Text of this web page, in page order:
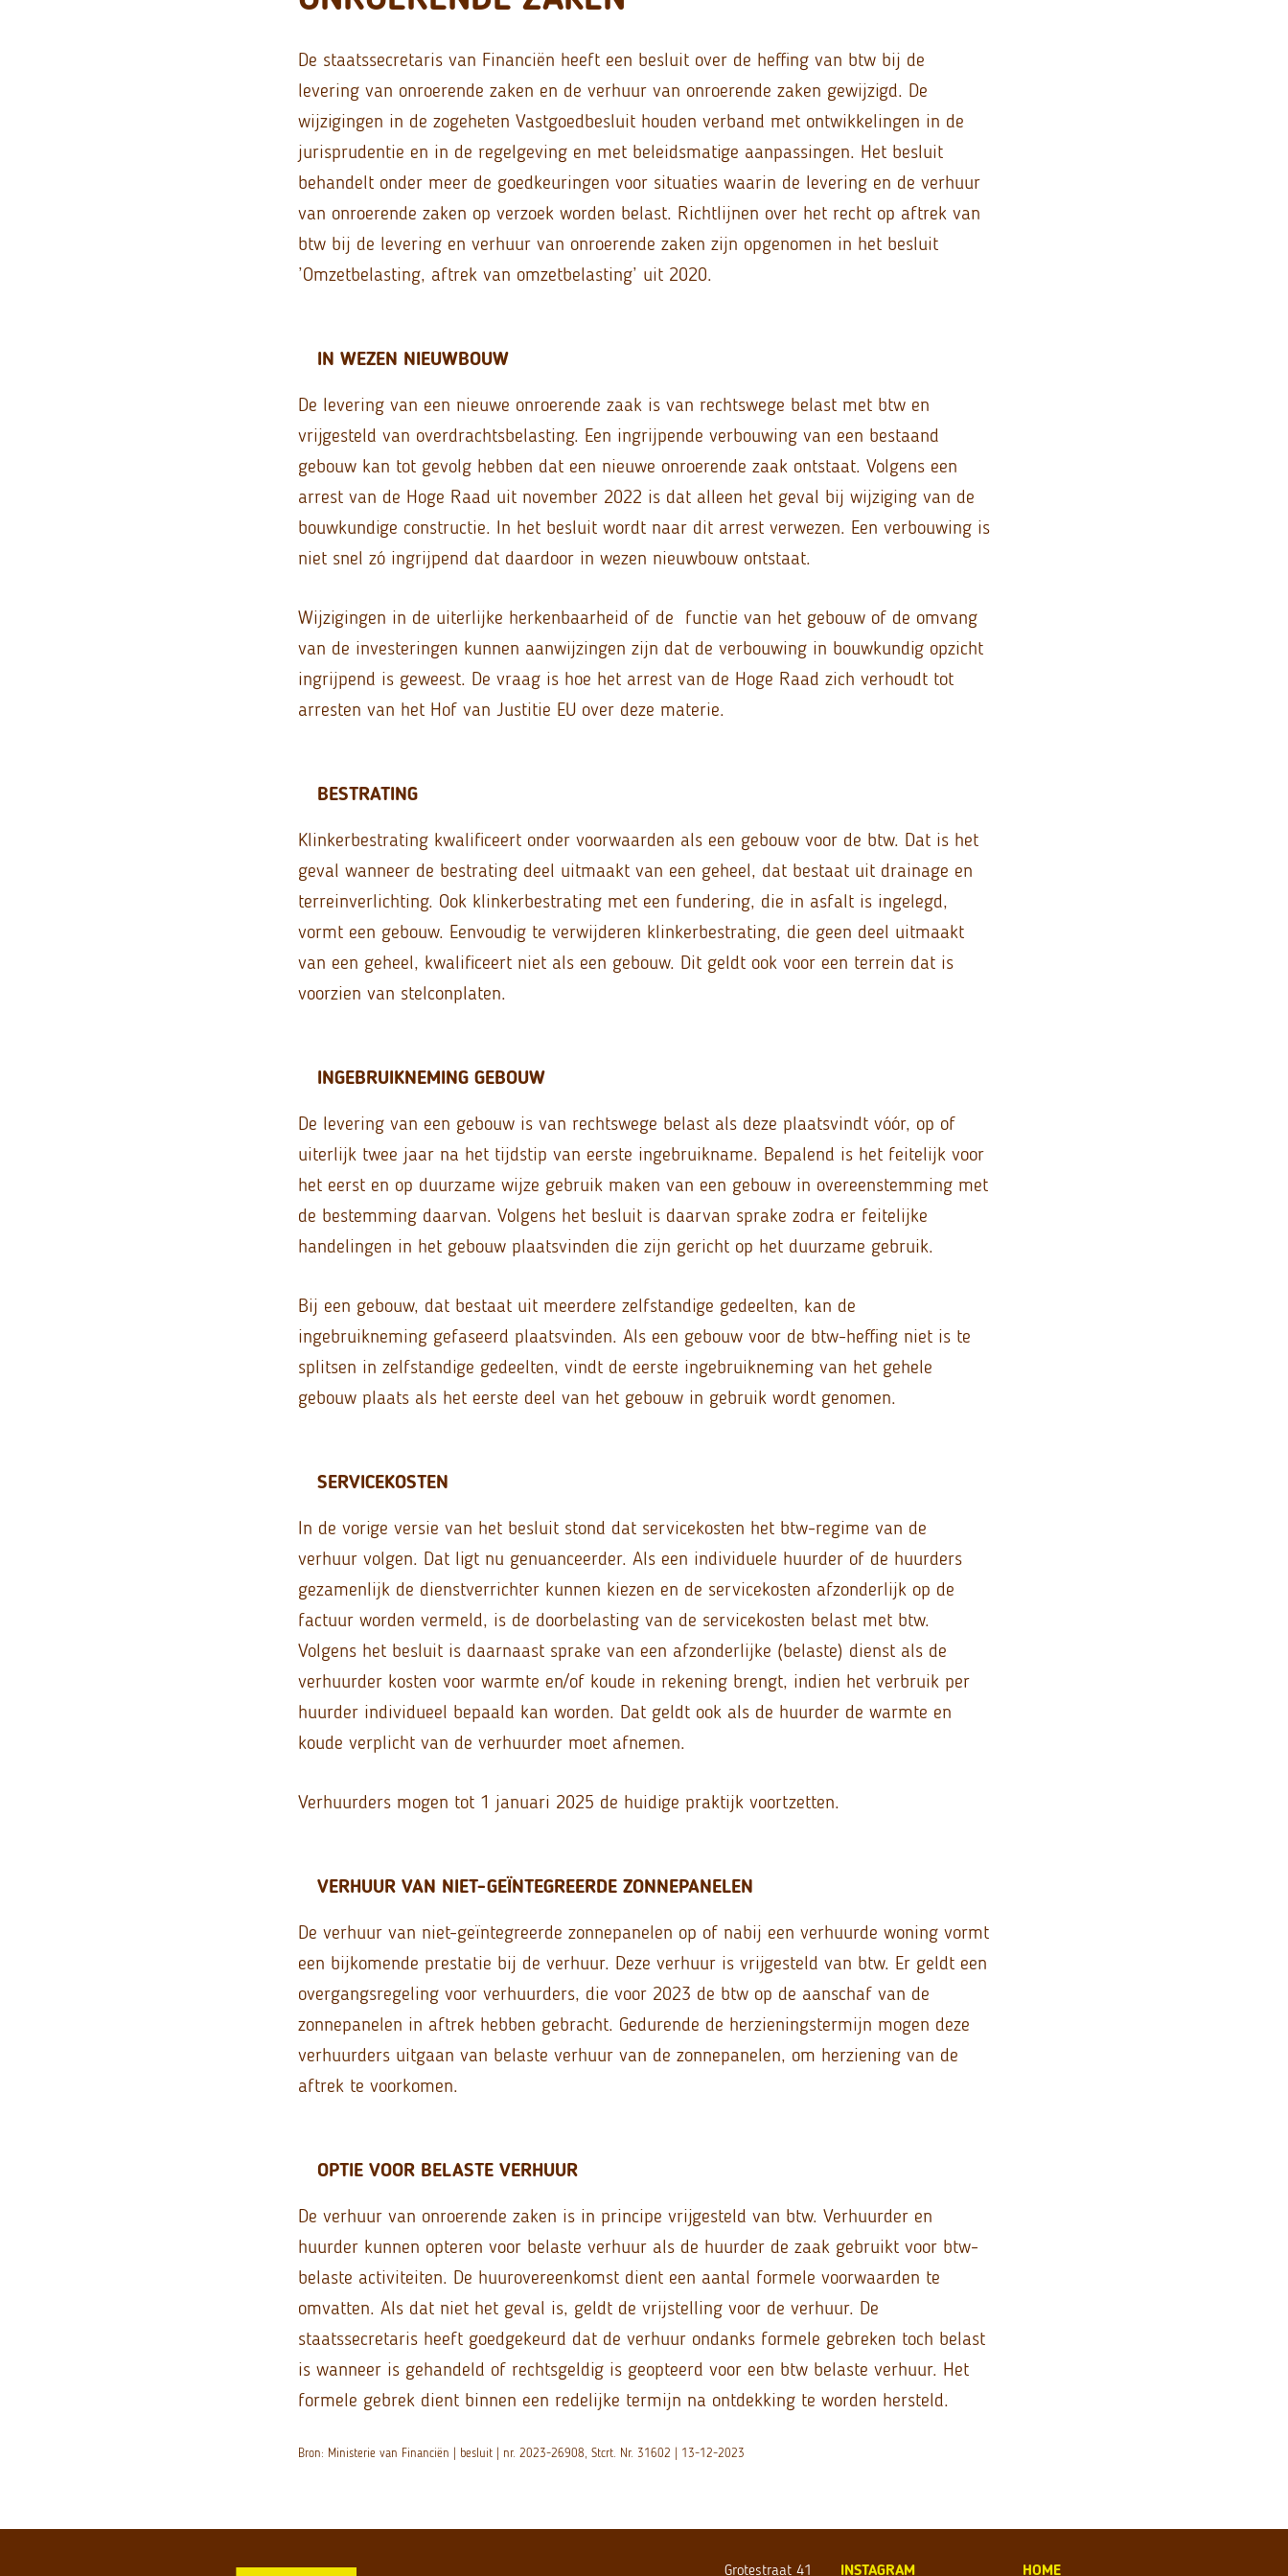
De staatssecretaris van Financiën heeft een besluit over de heffing van btw bij de
levering van onroerende zaken en de verhuur van onroerende zaken gewijzigd. De
wijzigingen in de zogeheten Vastgoedbesluit houden verband met ontwikkelingen in de
jurisprudentie en in de regelgeving en met beleidsmatige aanpassingen. Het besluit
behandelt onder meer de goedkeuringen voor situaties waarin de levering en de verhuur
van onroerende zaken op verzoek worden belast. Richtlijnen over het recht op aftrek van
btw bij de levering en verhuur van onroerende zaken zijn opgenomen in het besluit
’Omzetbelasting, aftrek van omzetbelasting’ uit 2020.
IN WEZEN NIEUWBOUW
De levering van een nieuwe onroerende zaak is van rechtswege belast met btw en
vrijgesteld van overdrachtsbelasting. Een ingrijpende verbouwing van een bestaand
gebouw kan tot gevolg hebben dat een nieuwe onroerende zaak ontstaat. Volgens een
arrest van de Hoge Raad uit november 2022 is dat alleen het geval bij wijziging van de
bouwkundige constructie. In het besluit wordt naar dit arrest verwezen. Een verbouwing is
niet snel zó ingrijpend dat daardoor in wezen nieuwbouw ontstaat.
Wijzigingen in de uiterlijke herkenbaarheid of de functie van het gebouw of de omvang
van de investeringen kunnen aanwijzingen zijn dat de verbouwing in bouwkundig opzicht
ingrijpend is geweest. De vraag is hoe het arrest van de Hoge Raad zich verhoudt tot
arresten van het Hof van Justitie EU over deze materie.
BESTRATING
Klinkerbestrating kwalificeert onder voorwaarden als een gebouw voor de btw. Dat is het
geval wanneer de bestrating deel uitmaakt van een geheel, dat bestaat uit drainage en
terreinverlichting. Ook klinkerbestrating met een fundering, die in asfalt is ingelegd,
vormt een gebouw. Eenvoudig te verwijderen klinkerbestrating, die geen deel uitmaakt
van een geheel, kwalificeert niet als een gebouw. Dit geldt ook voor een terrein dat is
voorzien van stelconplaten.
INGEBRUIKNEMING GEBOUW
De levering van een gebouw is van rechtswege belast als deze plaatsvindt vóór, op of
uiterlijk twee jaar na het tijdstip van eerste ingebruikname. Bepalend is het feitelijk voor
het eerst en op duurzame wijze gebruik maken van een gebouw in overeenstemming met
de bestemming daarvan. Volgens het besluit is daarvan sprake zodra er feitelijke
handelingen in het gebouw plaatsvinden die zijn gericht op het duurzame gebruik.
Bij een gebouw, dat bestaat uit meerdere zelfstandige gedeelten, kan de
ingebruikneming gefaseerd plaatsvinden. Als een gebouw voor de btw-heffing niet is te
splitsen in zelfstandige gedeelten, vindt de eerste ingebruikneming van het gehele
gebouw plaats als het eerste deel van het gebouw in gebruik wordt genomen.
SERVICEKOSTEN
In de vorige versie van het besluit stond dat servicekosten het btw-regime van de
verhuur volgen. Dat ligt nu genuanceerder. Als een individuele huurder of de huurders
gezamenlijk de dienstverrichter kunnen kiezen en de servicekosten afzonderlijk op de
factuur worden vermeld, is de doorbelasting van de servicekosten belast met btw.
Volgens het besluit is daarnaast sprake van een afzonderlijke (belaste) dienst als de
verhuurder kosten voor warmte en/of koude in rekening brengt, indien het verbruik per
huurder individueel bepaald kan worden. Dat geldt ook als de huurder de warmte en
koude verplicht van de verhuurder moet afnemen.
Verhuurders mogen tot 1 januari 2025 de huidige praktijk voortzetten.
VERHUUR VAN NIET-GEÏNTEGREERDE ZONNEPANELEN
De verhuur van niet-geïntegreerde zonnepanelen op of nabij een verhuurde woning vormt
een bijkomende prestatie bij de verhuur. Deze verhuur is vrijgesteld van btw. Er geldt een
overgangsregeling voor verhuurders, die voor 2023 de btw op de aanschaf van de
zonnepanelen in aftrek hebben gebracht. Gedurende de herzieningstermijn mogen deze
verhuurders uitgaan van belaste verhuur van de zonnepanelen, om herziening van de
aftrek te voorkomen.
OPTIE VOOR BELASTE VERHUUR
De verhuur van onroerende zaken is in principe vrijgesteld van btw. Verhuurder en
huurder kunnen opteren voor belaste verhuur als de huurder de zaak gebruikt voor btw-
belaste activiteiten. De huurovereenkomst dient een aantal formele voorwaarden te
omvatten. Als dat niet het geval is, geldt de vrijstelling voor de verhuur. De
staatssecretaris heeft goedgekeurd dat de verhuur ondanks formele gebreken toch belast
is wanneer is gehandeld of rechtsgeldig is geopteerd voor een btw belaste verhuur. Het
formele gebrek dient binnen een redelijke termijn na ontdekking te worden hersteld.
Bron: Ministerie van Financiën | besluit | nr. 2023-26908, Stcrt. Nr. 31602 | 13-12-2023
Grotestraat 41 INSTAGRAM HOME